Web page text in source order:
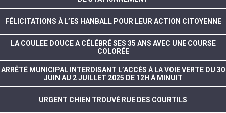
FÉLICITATIONS À L’ES HANBALL POUR LEUR ACTION CITOYENNE
LA COULEE DOUCE A CÉLÉBRÉ SES 35 ANS AVEC UNE COURSE
COLORÉE
ARRÊTÉ MUNICIPAL INTERDISANT L’ACCÈS À LA VOIE VERTE DU 30
JUIN AU 2 JUILLET 2025 DE 12H À MINUIT
URGENT CHIEN TROUVÉ RUE DES COURTILS